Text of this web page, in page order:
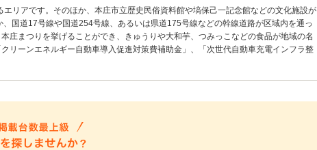
リアです。そのほか、本庄市立歴史民俗資料館や塙保己一記念館などの文化施設が
国道17号線や国道254号線、あるいは県道175号線などの幹線道路が区域内を通っ
庄まつりを挙げることができ、きゅうりや大和芋、つみっこなどの食品が地域の名
リーンエネルギー自動車導入促進対策費補助金」、「次世代自動車充電インフラ整